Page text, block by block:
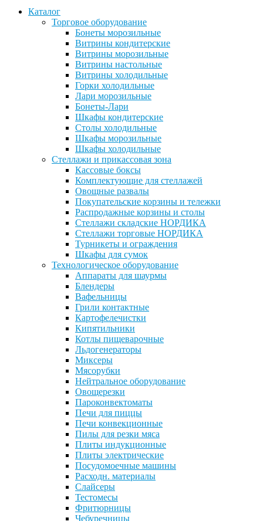
Каталог
Торговое оборудование
Бонеты морозильные
Витрины кондитерские
Витрины морозильные
Витрины настольные
Витрины холодильные
Горки холодильные
Лари морозильные
Бонеты-Лари
Шкафы кондитерские
Столы холодильные
Шкафы морозильные
Шкафы холодильные
Стеллажи и прикассовая зона
Кассовые боксы
Комплектующие для стеллажей
Овощные развалы
Покупательские корзины и тележки
Распродажные корзины и столы
Стеллажи складские НОРДИКА
Стеллажи торговые НОРДИКА
Турникеты и ограждения
Шкафы для сумок
Технологическое оборудование
Аппараты для шаурмы
Блендеры
Вафельницы
Грили контактные
Картофелечистки
Кипятильники
Котлы пищеварочные
Льдогенераторы
Миксеры
Мясорубки
Нейтральное оборудование
Овощерезки
Пароконвектоматы
Печи для пиццы
Печи конвекционные
Пилы для резки мяса
Плиты индукционные
Плиты электрические
Посудомоечные машины
Расходн. материалы
Слайсеры
Тестомесы
Фритюрницы
Чебуречницы